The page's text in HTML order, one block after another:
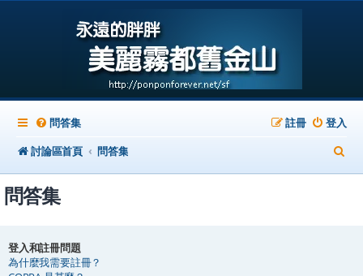
問答集 登入
註冊
討論區首頁
問答集
尋
問答集
登入和註冊問題
為什麼我需要註冊？